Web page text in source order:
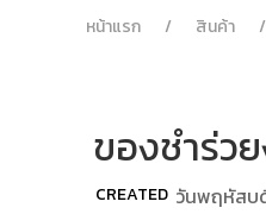
หน้าแรก สินค้า
ของชำร่ว
CREATED วันพฤหัสบ